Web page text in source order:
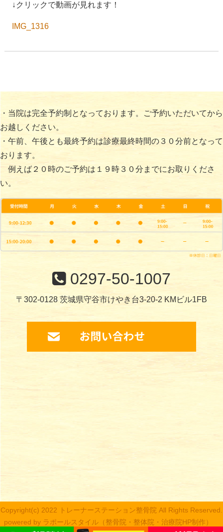
↓クリックで動画が見れます！
IMG_1316
・当院は完全予約制となっております。ご予約いただいてから
お越しください。
・午前、午後とも最終予約は診療最終時間の３０分前となって
おります。
例えば２０時のご予約は１９時３０分までにお取りくださ
い。
0297-50-1007
〒302-0128 茨城県守谷市けやき台3-20-2 KMビル1FB
Copyright(c) 2022 トレーナーステーション整骨院 All Rights Reserved.
powered by ラポールスタイル（整骨院・整体院・治療院HP制作）